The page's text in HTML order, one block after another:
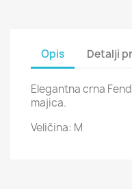
Opis Detalji
Elegantna crna
majica.
Veličina: M